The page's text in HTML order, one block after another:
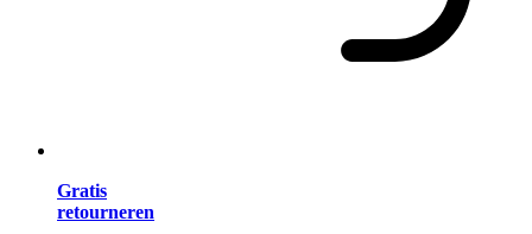
Gratis
retourneren